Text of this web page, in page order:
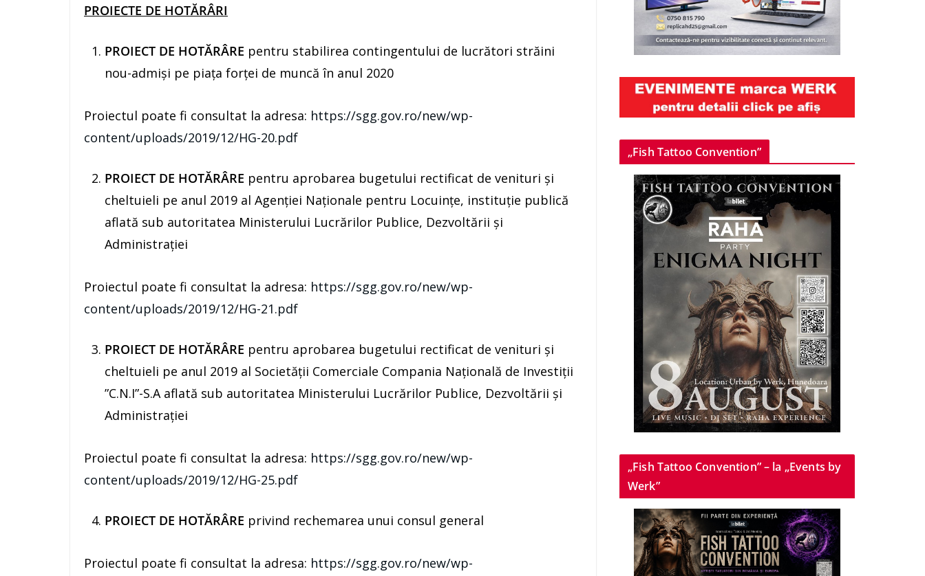
PROIECTE DE HOTĂRÂRI
PROIECT DE HOTĂRÂRE pentru stabilirea contingentului de lucrători străini
nou-admiși pe piaţa forței de muncă în anul 2020
Proiectul poate fi consultat la adresa: https://sgg.gov.ro/new/wp-
content/uploads/2019/12/HG-20.pdf
PROIECT DE HOTĂRÂRE pentru aprobarea bugetului rectificat de venituri şi
cheltuieli pe anul 2019 al Agenţiei Naţionale pentru Locuinţe, instituţie publică
aflată sub autoritatea Ministerului Lucrărilor Publice, Dezvoltării şi
Administraţiei
Proiectul poate fi consultat la adresa: https://sgg.gov.ro/new/wp-
content/uploads/2019/12/HG-21.pdf
PROIECT DE HOTĂRÂRE pentru aprobarea bugetului rectificat de venituri şi
cheltuieli pe anul 2019 al Societăţii Comerciale Compania Naţională de Investiţii
”C.N.I”-S.A aflată sub autoritatea Ministerului Lucrărilor Publice, Dezvoltării şi
Administraţiei
Proiectul poate fi consultat la adresa: https://sgg.gov.ro/new/wp-
content/uploads/2019/12/HG-25.pdf
PROIECT DE HOTĂRÂRE privind rechemarea unui consul general
Proiectul poate fi consultat la adresa: https://sgg.gov.ro/new/wp-
„Fish Tattoo Convention”
„Fish Tattoo Convention” – la „Events by
Werk”